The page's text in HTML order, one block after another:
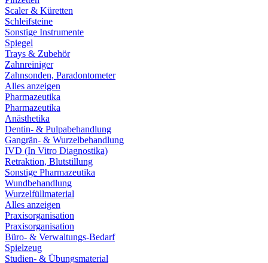
Scaler & Küretten
Schleifsteine
Sonstige Instrumente
Spiegel
Trays & Zubehör
Zahnreiniger
Zahnsonden, Paradontometer
Alles anzeigen
Pharmazeutika
Pharmazeutika
Anästhetika
Dentin- & Pulpabehandlung
Gangrän- & Wurzelbehandlung
IVD (In Vitro Diagnostika)
Retraktion, Blutstillung
Sonstige Pharmazeutika
Wundbehandlung
Wurzelfüllmaterial
Alles anzeigen
Praxisorganisation
Praxisorganisation
Büro- & Verwaltungs-Bedarf
Spielzeug
Studien- & Übungsmaterial